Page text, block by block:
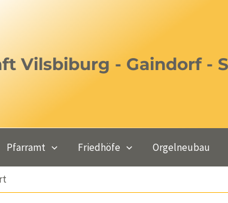
Vilsbiburg - Gaindorf -
Pfarramt Friedhöfe Orgelneubau